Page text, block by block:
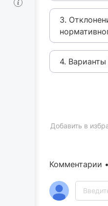
3.
4. Варианты
Добавить в
Комментарии